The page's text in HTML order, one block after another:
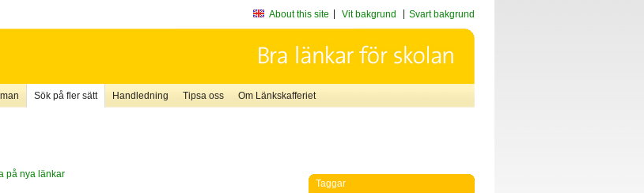
About this site Vit bakgrund Svart bakgrund
Sök på fler sätt Handledning Tipsa oss Om Länkskafferiet
på nya länkar
Taggar